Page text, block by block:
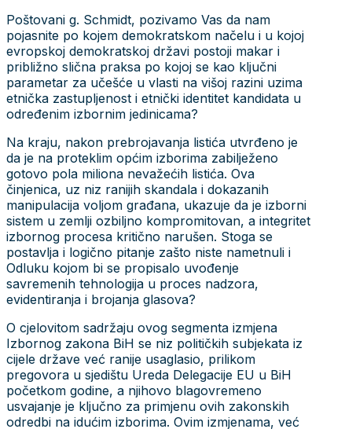
Poštovani g. Schmidt, pozivamo Vas da nam
pojasnite po kojem demokratskom načelu i u kojoj
evropskoj demokratskoj državi postoji makar i
približno slična praksa po kojoj se kao ključni
parametar za učešće u vlasti na višoj razini uzima
etnička zastupljenost i etnički identitet kandidata u
određenim izbornim jedinicama?
Na kraju, nakon prebrojavanja listića utvrđeno je
da je na proteklim općim izborima zabilježeno
gotovo pola miliona nevažećih listića. Ova
činjenica, uz niz ranijih skandala i dokazanih
manipulacija voljom građana, ukazuje da je izborni
sistem u zemlji ozbiljno kompromitovan, a integritet
izbornog procesa kritično narušen. Stoga se
postavlja i logično pitanje zašto niste nametnuli i
Odluku kojom bi se propisalo uvođenje
savremenih tehnologija u proces nadzora,
evidentiranja i brojanja glasova?
O cjelovitom sadržaju ovog segmenta izmjena
Izbornog zakona BiH se niz političkih subjekata iz
cijele države već ranije usaglasio, prilikom
pregovora u sjedištu Ureda Delegacije EU u BiH
početkom godine, a njihovo blagovremeno
usvajanje je ključno za primjenu ovih zakonskih
odredbi na idućim izborima. Ovim izmjenama, već